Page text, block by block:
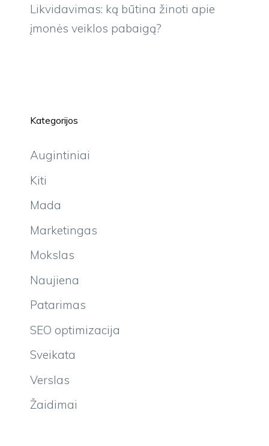
Likvidavimas: ką būtina žinoti apie
įmonės veiklos pabaigą?
Kategorijos
Augintiniai
Kiti
Mada
Marketingas
Mokslas
Naujiena
Patarimas
SEO optimizacija
Sveikata
Verslas
Žaidimai